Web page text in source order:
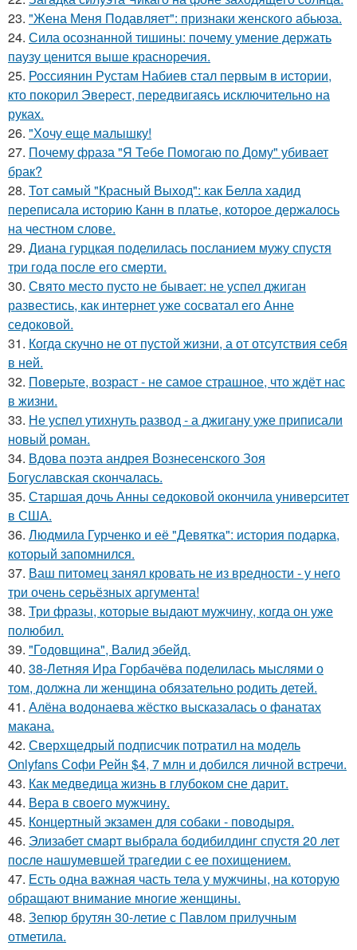
23. "Жена Меня Подавляет": признаки женского абьюза.
24. Сила осознанной тишины: почему умение держать
паузу ценится выше красноречия.
25. Россиянин Рустам Набиев стал первым в истории,
кто покорил Эверест, передвигаясь исключительно на
руках.
26. "Хочу еще малышку!
27. Почему фраза "Я Тебе Помогаю по Дому" убивает
брак?
28. Тот самый "Красный Выход": как Белла хадид
переписала историю Канн в платье, которое держалось
на честном слове.
29. Диана гурцкая поделилась посланием мужу спустя
три года после его смерти.
30. Свято место пусто не бывает: не успел джиган
развестись, как интернет уже сосватал его Анне
седоковой.
31. Когда скучно не от пустой жизни, а от отсутствия себя
в ней.
32. Поверьте, возраст - не самое страшное, что ждёт нас
в жизни.
33. Не успел утихнуть развод - а джигану уже приписали
новый роман.
34. Вдова поэта андрея Вознесенского Зоя
Богуславская скончалась.
35. Старшая дочь Анны седоковой окончила университет
в США.
36. Людмила Гурченко и её "Девятка": история подарка,
который запомнился.
37. Ваш питомец занял кровать не из вредности - у него
три очень серьёзных аргумента!
38. Три фразы, которые выдают мужчину, когда он уже
полюбил.
39. "Годовщина", Валид эбейд.
40. 38-Летняя Ира Горбачёва поделилась мыслями о
том, должна ли женщина обязательно родить детей.
41. Алёна водонаева жёстко высказалась о фанатах
макана.
42. Сверхщедрый подписчик потратил на модель
Onlyfans Софи Рейн $4, 7 млн и добился личной встречи.
43. Как медведица жизнь в глубоком сне дарит.
44. Вера в своего мужчину.
45. Концертный экзамен для собаки - поводыря.
46. Элизабет смарт выбрала бодибилдинг спустя 20 лет
после нашумевшей трагедии с ее похищением.
47. Есть одна важная часть тела у мужчины, на которую
обращают внимание многие женщины.
48. Зепюр брутян 30-летие с Павлом прилучным
отметила.